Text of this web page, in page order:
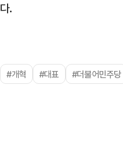
다.
#개혁 #대표 #더불어민주당